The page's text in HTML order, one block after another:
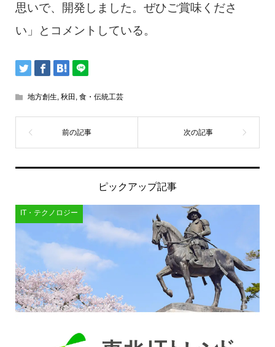
思いで、開発しました。ぜひご賞味くださ
い」とコメントしている。
地方創生, 秋田 , 食・伝統工芸
ピックアップ記事
IT・テクノロジー